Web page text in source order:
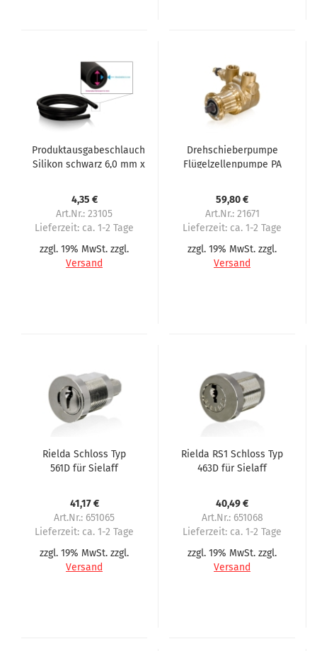
Produktausgabeschlauch
Silikon schwarz 6,0 mm x
4,35 €
Art.Nr.: 23105
Lieferzeit: ca. 1-2 Tage
zzgl. 19% MwSt. zzgl.
Versand
Drehschieberpumpe
Flügelzellenpumpe PA
59,80 €
Art.Nr.: 21671
Lieferzeit: ca. 1-2 Tage
zzgl. 19% MwSt. zzgl.
Versand
Rielda Schloss Typ
561D für Sielaff
41,17 €
Art.Nr.: 651065
Lieferzeit: ca. 1-2 Tage
zzgl. 19% MwSt. zzgl.
Versand
Rielda RS1 Schloss Typ
463D für Sielaff
40,49 €
Art.Nr.: 651068
Lieferzeit: ca. 1-2 Tage
zzgl. 19% MwSt. zzgl.
Versand